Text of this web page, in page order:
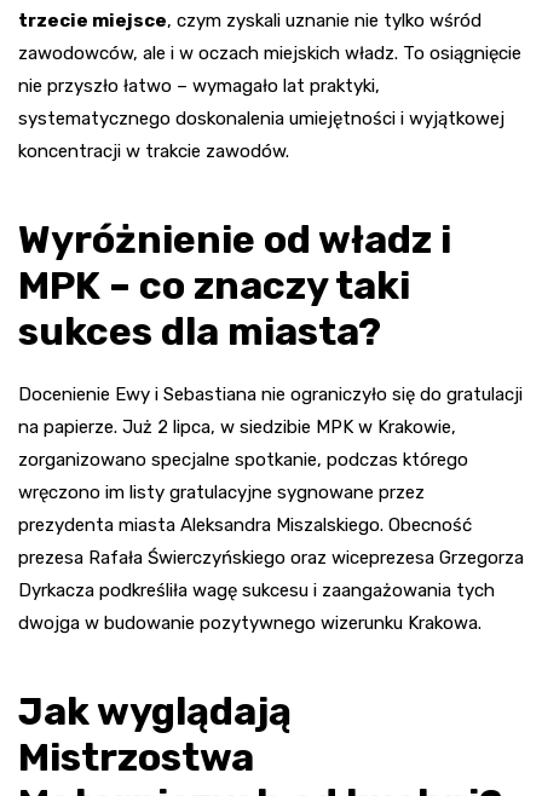
trzecie miejsce, czym zyskali uznanie nie tylko wśród
zawodowców, ale i w oczach miejskich władz. To osiągnięcie
nie przyszło łatwo – wymagało lat praktyki,
systematycznego doskonalenia umiejętności i wyjątkowej
koncentracji w trakcie zawodów.
Wyróżnienie od władz i
MPK – co znaczy taki
sukces dla miasta?
Docenienie Ewy i Sebastiana nie ograniczyło się do gratulacji
na papierze. Już 2 lipca, w siedzibie MPK w Krakowie,
zorganizowano specjalne spotkanie, podczas którego
wręczono im listy gratulacyjne sygnowane przez
prezydenta miasta Aleksandra Miszalskiego. Obecność
prezesa Rafała Świerczyńskiego oraz wiceprezesa Grzegorza
Dyrkacza podkreśliła wagę sukcesu i zaangażowania tych
dwojga w budowanie pozytywnego wizerunku Krakowa.
Jak wyglądają
Mistrzostwa